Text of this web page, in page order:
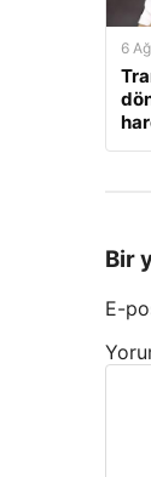
6
Bir
E-